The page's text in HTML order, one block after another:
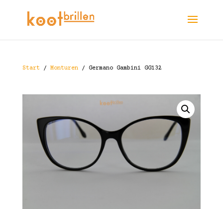
Start/ Monturen/ Germano Gambini GG132